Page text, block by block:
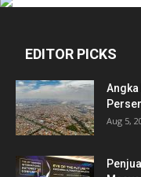
EDITOR PICKS
Angka
Aug 5,